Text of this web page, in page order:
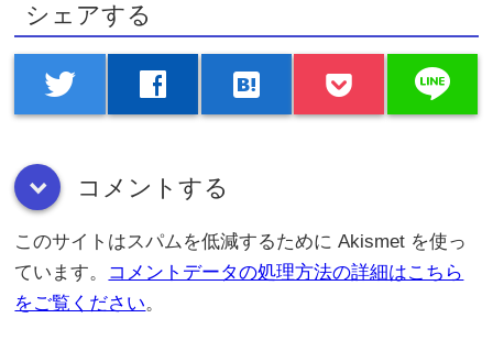
シェアする
twitter facebook hatenabookmark line
down コメントする
このサイトはスパムを低減するために Akismet を使っ
ています。 コメントデータの処理方法の詳細はこちら
をご覧ください。